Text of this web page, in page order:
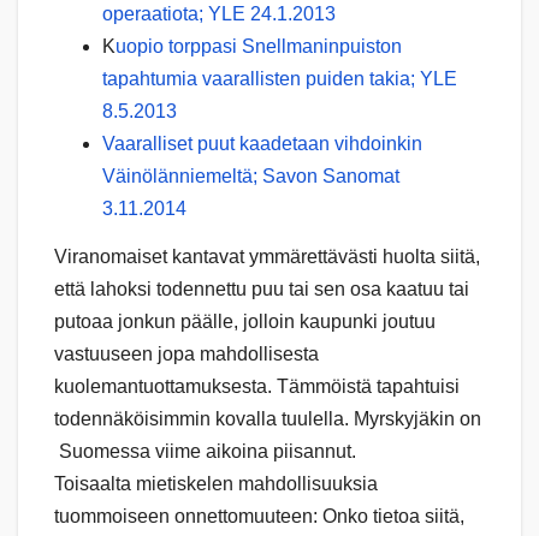
operaatiota; YLE 24.1.2013
Kuopio torppasi Snellmaninpuiston
tapahtumia vaarallisten puiden takia; YLE
8.5.2013
Vaaralliset puut kaadetaan vihdoinkin
Väinölänniemeltä; Savon Sanomat
3.11.2014
Viranomaiset kantavat ymmärettävästi huolta siitä,
että lahoksi todennettu puu tai sen osa kaatuu tai
putoaa jonkun päälle, jolloin kaupunki joutuu
vastuuseen jopa mahdollisesta
kuolemantuottamuksesta. Tämmöistä tapahtuisi
todennäköisimmin kovalla tuulella. Myrskyjäkin on
Suomessa viime aikoina piisannut.
Toisaalta mietiskelen mahdollisuuksia
tuommoiseen onnettomuuteen: Onko tietoa siitä,